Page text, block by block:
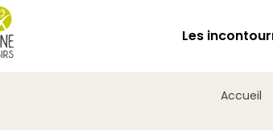
Les
Accueil